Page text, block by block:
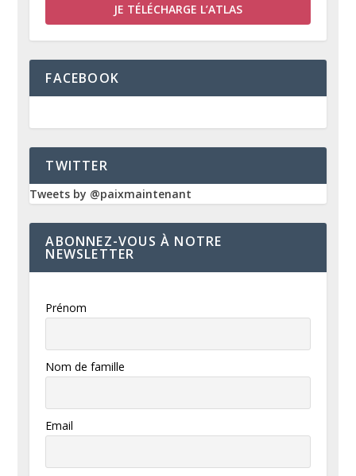
JE TÉLÉCHARGE L’ATLAS
FACEBOOK
TWITTER
Tweets by @paixmaintenant
ABONNEZ-VOUS À NOTRE
NEWSLETTER
Prénom
Nom de famille
Email